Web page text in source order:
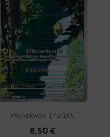
Psykokwak 175/165
8,50 €